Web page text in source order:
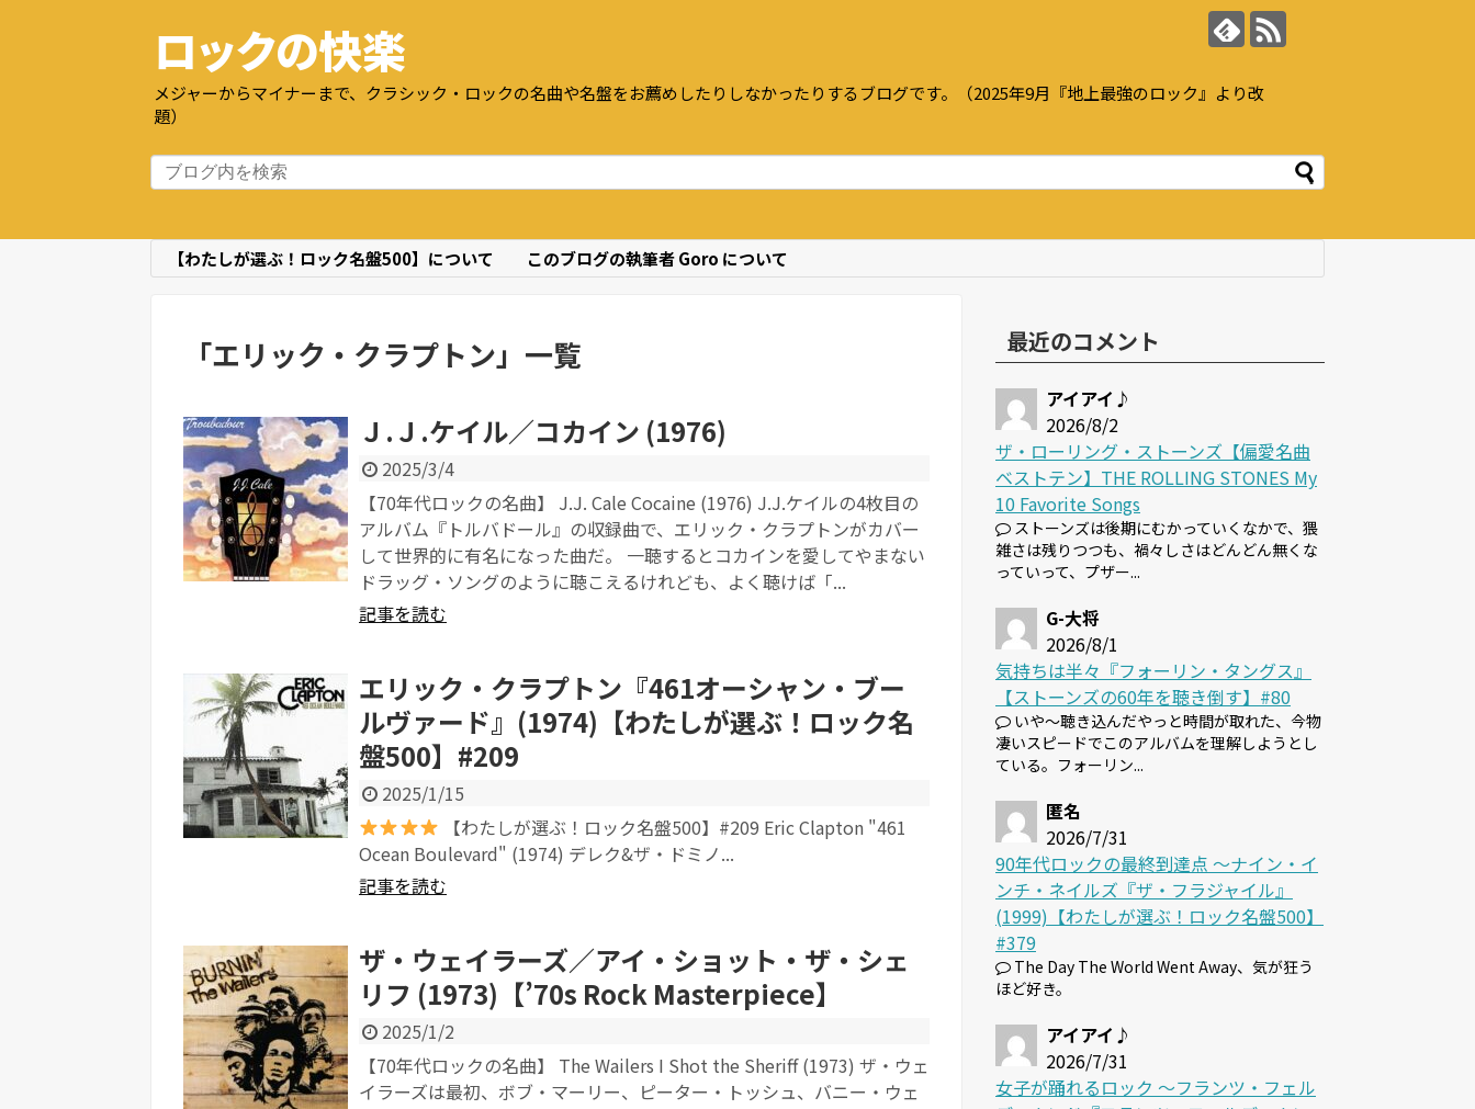
ロックの快楽
メジャーからマイナーまで、クラシック・ロックの名曲や名盤をお薦めしたりしなかったりするブログです。（2025年9月『地上最強のロック』より改
題）
【わたしが選ぶ！ロック名盤500】について このブログの執筆者 Goro について
「エリック・クラプトン」 一覧
Ｊ.Ｊ.ケイル／コカイン (1976)
2025/3/4
【70年代ロックの名曲】 J.J. Cale Cocaine (1976) J.J.ケイルの4枚目の
アルバム『トルバドール』の収録曲で、エリック・クラプトンがカバー
して世界的に有名になった曲だ。 一聴するとコカインを愛してやまない
ドラッグ・ソングのように聴こえるけれども、よく聴けば「...
記事を読む
エリック・クラプトン『461オーシャン・ブー
ルヴァード』(1974)【わたしが選ぶ！ロック名
盤500】#209
2025/1/15
【わたしが選ぶ！ロック名盤500】#209 Eric Clapton "461
Ocean Boulevard" (1974) デレク&ザ・ドミノ...
記事を読む
ザ・ウェイラーズ／アイ・ショット・ザ・シェ
リフ (1973)【’70s Rock Masterpiece】
2025/1/2
【70年代ロックの名曲】 The Wailers I Shot the Sheriff (1973) ザ・ウェ
イラーズは最初、ボブ・マーリー、ピーター・トッシュ、バニー・ウェ
最近のコメント
アイアイ♪
2026/8/2
ザ・ローリング・ストーンズ【偏愛名曲
ベストテン】THE ROLLING STONES My
10 Favorite Songs
ストーンズは後期にむかっていくなかで、猥
雑さは残りつつも、禍々しさはどんどん無くな
っていって、プザー...
G-大将
2026/8/1
気持ちは半々『フォーリン・タングス』
【ストーンズの60年を聴き倒す】#80
いや～聴き込んだやっと時間が取れた、今物
凄いスピードでこのアルバムを理解しようとし
ている。フォーリン...
匿名
2026/7/31
90年代ロックの最終到達点 〜ナイン・イ
ンチ・ネイルズ『ザ・フラジャイル』
(1999)【わたしが選ぶ！ロック名盤500】
#379
The Day The World Went Away、気が狂う
ほど好き。
アイアイ♪
2026/7/31
女子が踊れるロック 〜フランツ・フェル